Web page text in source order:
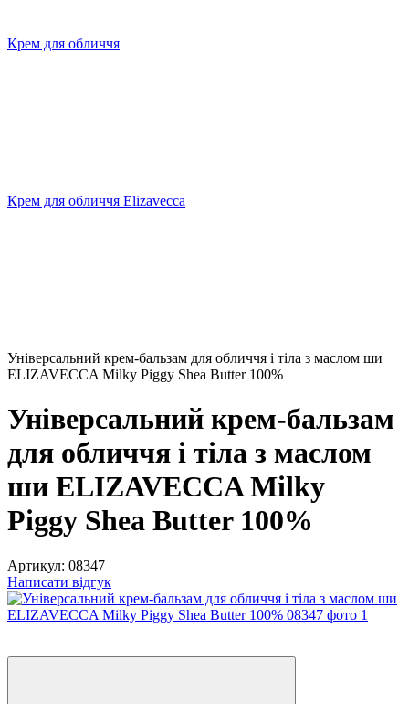
Крем для обличчя
Крем для обличчя Elizavecca
Універсальний крем-бальзам для обличчя і тіла з маслом ши
ELIZAVECCA Milky Piggy Shea Butter 100%
Універсальний крем-бальзам
для обличчя і тіла з маслом
ши ELIZAVECCA Milky
Piggy Shea Butter 100%
Артикул: 08347
Написати відгук